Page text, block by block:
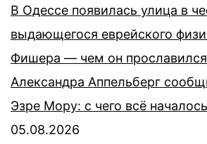
В Одессе появилась улица в
выдающегося еврейского
Фишера — чем он прославился
Александра Аппельберг
Эзре Мору: с чего всё
05.08.2026